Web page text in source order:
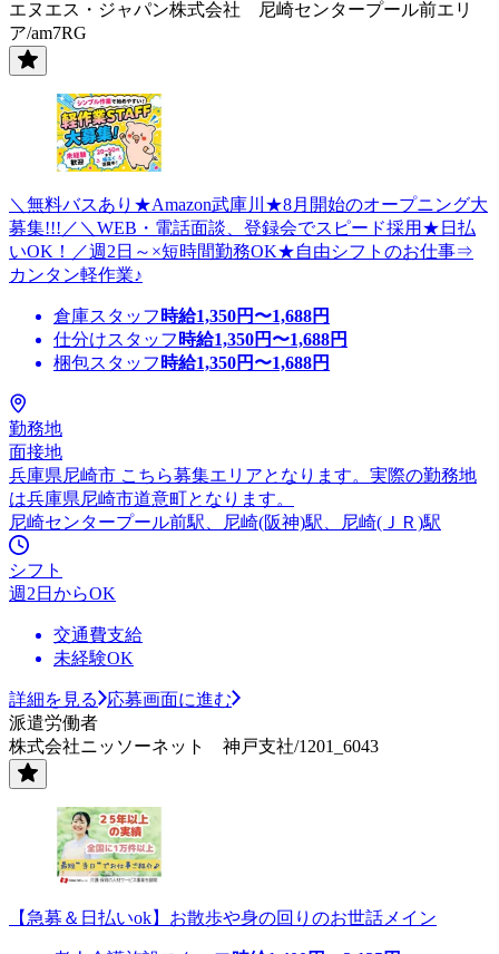
エヌエス・ジャパン株式会社 尼崎センタープール前エリ
ア/am7RG
＼無料バスあり★Amazon武庫川★8月開始のオープニング大
募集!!!／＼WEB・電話面談、登録会でスピード採用★日払
いOK！／週2日～×短時間勤務OK★自由シフトのお仕事⇒
カンタン軽作業♪
倉庫スタッフ 時給1,350円〜1,688円
仕分けスタッフ 時給1,350円〜1,688円
梱包スタッフ 時給1,350円〜1,688円
勤務地
面接地
兵庫県尼崎市 こちら募集エリアとなります。実際の勤務地
は兵庫県尼崎市道意町となります。
尼崎センタープール前駅、尼崎(阪神)駅、尼崎(ＪＲ)駅
シフト
週2日からOK
交通費支給
未経験OK
詳細を見る
応募画面に進む
派遣労働者
株式会社ニッソーネット 神戸支社/1201_6043
【急募＆日払いok】お散歩や身の回りのお世話メイン